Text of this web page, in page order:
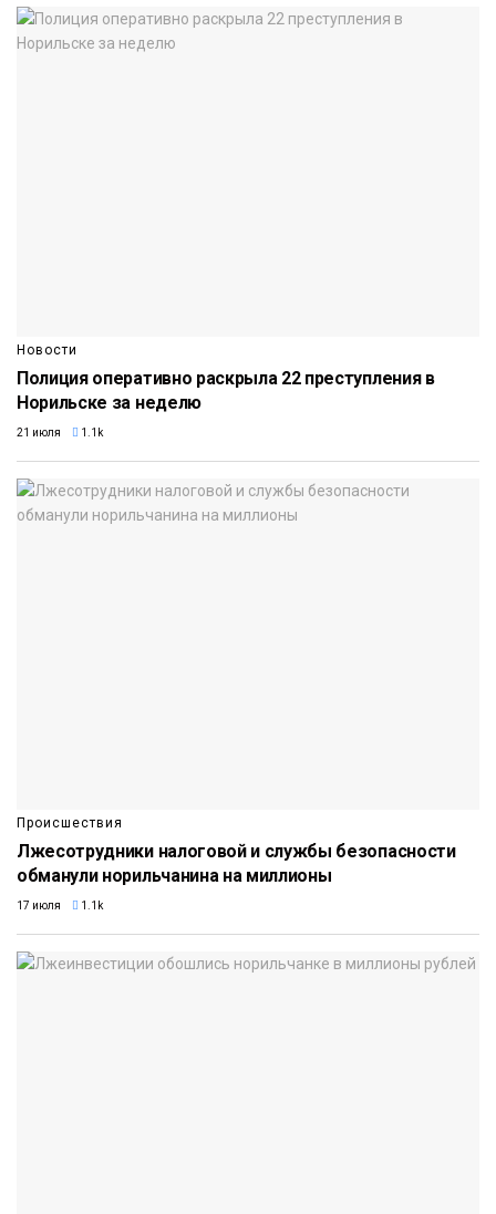
Новости
Полиция оперативно раскрыла 22 преступления в
Норильске за неделю
21 июля 1.1k
Происшествия
Лжесотрудники налоговой и службы безопасности
обманули норильчанина на миллионы
17 июля 1.1k